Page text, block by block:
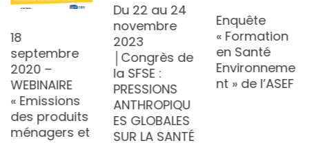
18
septembre
2020 –
WEBINAIRE
« Emissions
des produits
ménagers et
Du 22 au 24
novembre
2023
│Congrès de
la SFSE :
PRESSIONS
ANTHROPIQU
ES GLOBALES
SUR LA SANTÉ
Enquête
« Formation
en Santé
Environneme
nt » de l’ASEF